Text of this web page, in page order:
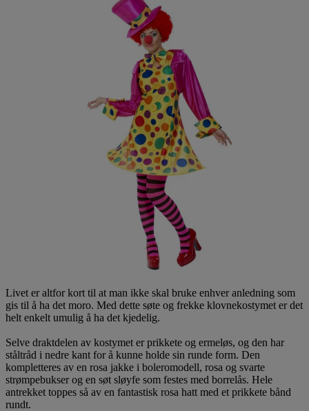
Livet er altfor kort til at man ikke skal bruke enhver anledning som
gis til å ha det moro. Med dette søte og frekke klovnekostymet er det
helt enkelt umulig å ha det kjedelig.
Selve draktdelen av kostymet er prikkete og ermeløs, og den har
ståltråd i nedre kant for å kunne holde sin runde form. Den
kompletteres av en rosa jakke i boleromodell, rosa og svarte
strømpebukser og en søt sløyfe som festes med borrelås. Hele
antrekket toppes så av en fantastisk rosa hatt med et prikkete bånd
rundt.